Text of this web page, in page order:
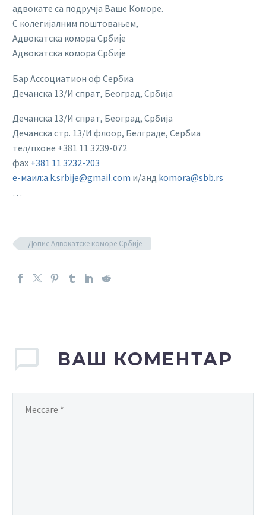
адвокате са подручја Ваше Коморе.
С колегијалним поштовањем,
Адвокатска комора Србије
Адвокатска комора Србије
Бар Ассоциатион оф Сербиа
Дечанска 13/И спрат, Београд, Србија
Дечанска 13/И спрат, Београд, Србија
Дечанска стр. 13/И флоор, Белграде, Сербиа
тел/пхоне +381 11 3239-072
фаx +381 11 3232-203
е-маил:a.k.srbije@gmail.com и/анд komora@sbb.rs
…
Допис Адвокатске коморе Србије
ВАШ КОМЕНТАР